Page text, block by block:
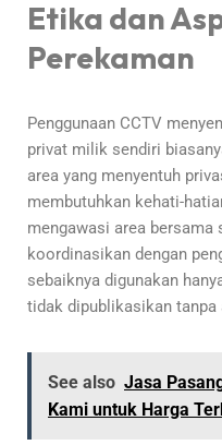
Etika dan
Perekaman
Penggunaan CCTV
privat milik sendiri
area yang menyentuh
membutuhkan kehati-
mengawasi area
koordinasikan dengan
sebaiknya digunakan
tidak dipublikasikan tanpa
See also Jasa
Kami untuk Harga